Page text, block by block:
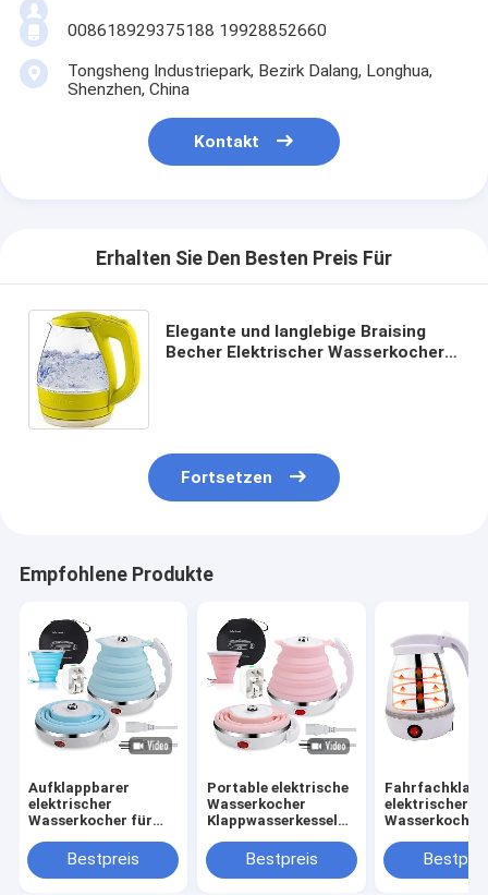
008618929375188 19928852660
Tongsheng Industriepark, Bezirk Dalang, Longhua,
Shenzhen, China
Kontakt
Erhalten Sie Den Besten Preis Für
Elegante und langlebige Braising
Becher Elektrischer Wasserkocher
Fortsetzen
Empfohlene Produkte
Aufklappbarer
elektrischer
Wasserkocher für
Klappbarer
Wasserkessel mit
Bestpreis
Portable elektrische
Wasserkocher
Klappwasserkessel
Schnellkocher 600ml
Bestpreis
elektrischer
Wasserkocher
für Kaffee und